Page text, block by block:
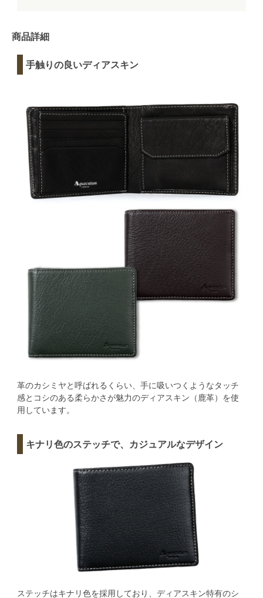
商品詳細
手触りの良いディアスキン
革のカシミヤと呼ばれるくらい、手に吸いつくようなタッチ
感とコシのある柔らかさが魅力のディアスキン（鹿革）を使
用しています。
キナリ色のステッチで、カジュアルなデザイン
ステッチはキナリ色を採用しており、ディアスキン特有のシ